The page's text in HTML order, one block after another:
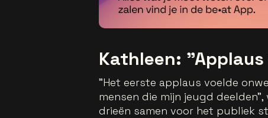
Kathleen:
"Het eerste applaus voelde
mensen die mijn jeugd
drieën samen voor het publiek